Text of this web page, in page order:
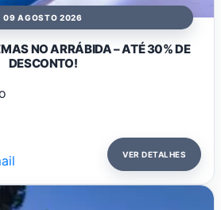
09 AGOSTO 2026
NO ARRÁBIDA – ATÉ 30% DE
DESCONTO!
VER DETALHES